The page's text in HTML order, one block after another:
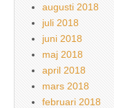
augusti 2018
juli 2018
juni 2018
maj 2018
april 2018
mars 2018
februari 2018